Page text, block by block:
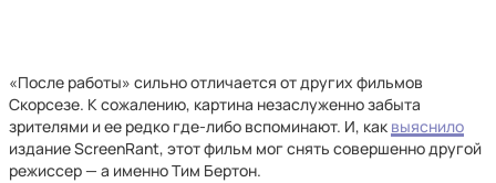
«После работы» сильно отличается от других фильмов
Скорсезе. К сожалению, картина незаслуженно забыта
зрителями и ее редко где-либо вспоминают. И, как выяснило
издание ScreenRant, этот фильм мог снять совершенно другой
режиссер — а именно Тим Бертон.